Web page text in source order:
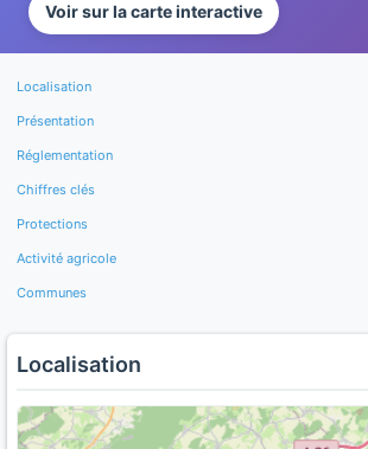
Voir sur la carte interactive
Localisation
Présentation
Réglementation
Chiffres clés
Protections
Activité agricole
Communes
Localisation